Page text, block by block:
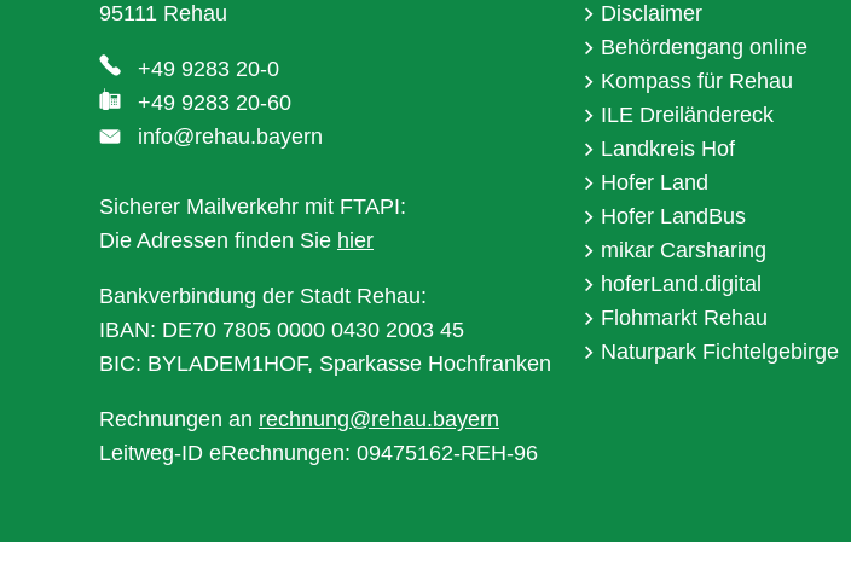
95111 Rehau
+49 9283 20-0
+49 9283 20-60
info@rehau.bayern
Sicherer Mailverkehr mit FTAPI:
Die Adressen finden Sie hier
Bankverbindung der Stadt Rehau:
IBAN: DE70 7805 0000 0430 2003 45
BIC: BYLADEM1HOF, Sparkasse Hochfranken
Rechnungen an rechnung@rehau.bayern
Leitweg-ID eRechnungen: 09475162-REH-96
Disclaimer
Behördengang online
Kompass für Rehau
ILE Dreiländereck
Landkreis Hof
Hofer Land
Hofer LandBus
mikar Carsharing
hoferLand.digital
Flohmarkt Rehau
Naturpark Fichtelgebirge